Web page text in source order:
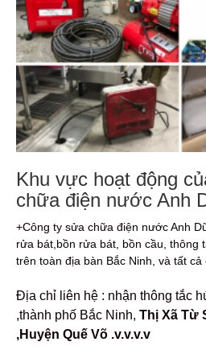
Khu vực hoạt động
chữa điện nước Anh
+Công ty sửa chữa điện nước Anh
rửa bát,bồn rửa bát, bồn cầu, thông
trên toàn địa bàn Bắc Ninh, và tất cả
Địa chỉ liên hệ : nhận thông tắc
,thành phố Bắc Ninh, Thị Xã Từ
,Huyện Quế Võ .v.v.v.v